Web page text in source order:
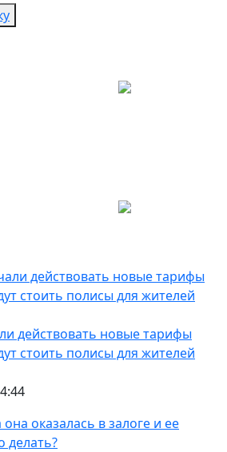
действовать новые тарифы
стоить полисы для жителей